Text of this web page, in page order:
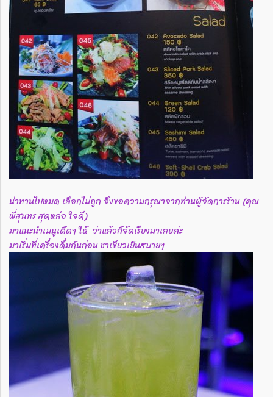
น่าทานไปหมด เลือกไม่ถูก จึงขอความกรุณาจากท่านผู้จัดการร้าน (คุณ
พี่สุนทร สุดหล่อ ใจดี)
มาแนะนำเมนูเด็ดๆ ให้ ว่าแล้วก็จัดเรียงมาเลยค่ะ
มาเริ่มที่เครื่องดื่มกันก่อน ชาเขียวเย็นสบายๆ